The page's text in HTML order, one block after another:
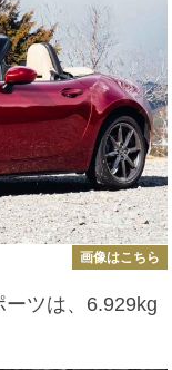
画像はこちら
ツは、6.929kg